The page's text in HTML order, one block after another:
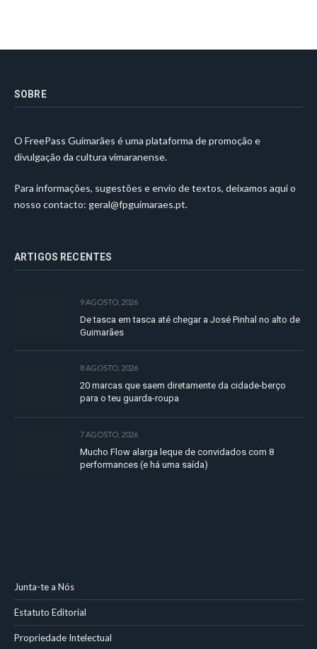
SOBRE
O FreePass Guimarães é uma plataforma de promoção e
divulgação da cultura vimaranense.
Para informações, sugestões e envio de textos, deixamos aqui o
nosso contacto: geral@fpguimaraes.pt.
ARTIGOS RECENTES
9 AGOSTO, 2026
De tasca em tasca até chegar a José Pinhal no alto de
Guimarães
8 AGOSTO, 2026
20 marcas que saem diretamente da cidade-berço
para o teu guarda-roupa
7 AGOSTO, 2026
Mucho Flow alarga leque de convidados com 8
performances (e há uma saída)
Junta-te a Nós
Estatuto Editorial
Propriedade Intelectual